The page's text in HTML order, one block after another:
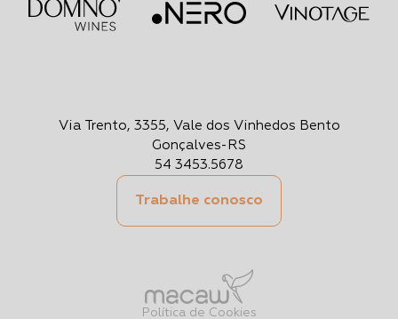
Via Trento, 3355, Vale dos Vinhedos Bento
Gonçalves-RS
54 3453.5678
Trabalhe conosco
Política de Cookies